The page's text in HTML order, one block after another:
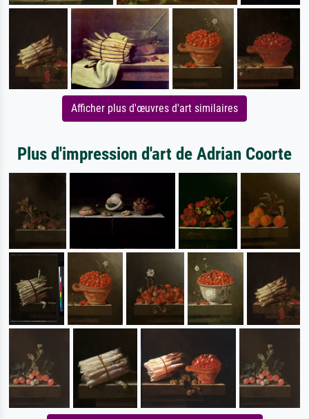
Afficher plus d'œuvres d'art similaires
Plus d'impression d'art de Adrian Coorte